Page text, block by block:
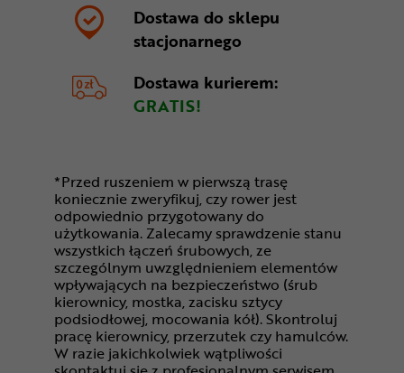
Dostawa do sklepu
stacjonarnego
Dostawa kurierem:
GRATIS!
*Przed ruszeniem w pierwszą trasę
koniecznie zweryfikuj, czy rower jest
odpowiednio przygotowany do
użytkowania. Zalecamy sprawdzenie stanu
wszystkich łączeń śrubowych, ze
szczególnym uwzględnieniem elementów
wpływających na bezpieczeństwo (śrub
kierownicy, mostka, zacisku sztycy
podsiodłowej, mocowania kół). Skontroluj
pracę kierownicy, przerzutek czy hamulców.
W razie jakichkolwiek wątpliwości